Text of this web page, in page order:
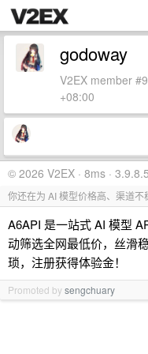
godoway
V2EX member
+08:00
© 2026 V2EX · 8ms · 3.9.8.5
你还在为 AI 模型价格高、渠道
A6API 是一站式 AI 模型
动筛选全网最低价，丝滑
琐，注册获得体验金！
Promoted bysengchuary